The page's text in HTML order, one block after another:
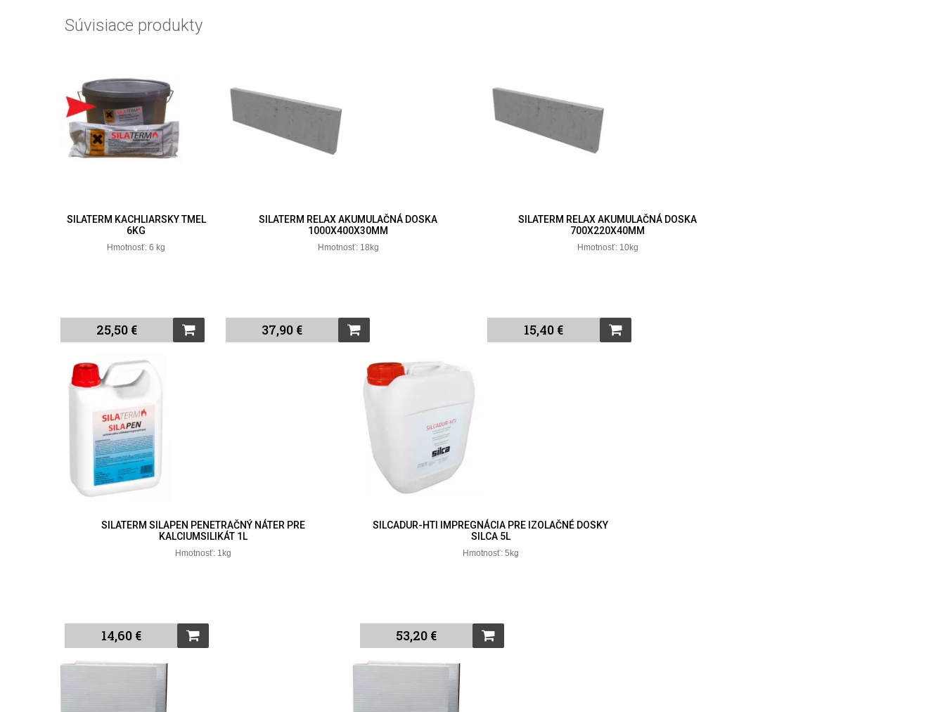
Súvisiace produkty
SILATERM KACHLIARSKY TMEL
6KG
Hmotnosť: 6 kg
25,50 €
SILATERM RELAX AKUMULAČNÁ DOSKA
1000X400X30MM
Hmotnosť: 18kg
37,90 €
SILATERM RELAX AKUMULAČNÁ DOSKA
700X220X40MM
Hmotnosť: 10kg
15,40 €
SILATERM SILAPEN PENETRAČNÝ NÁTER PRE
KALCIUMSILIKÁT 1L
Hmotnosť: 1kg
14,60 €
SILCADUR-HTI IMPREGNÁCIA PRE IZOLAČNÉ DOSKY
SILCA 5L
Hmotnosť: 5kg
53,20 €